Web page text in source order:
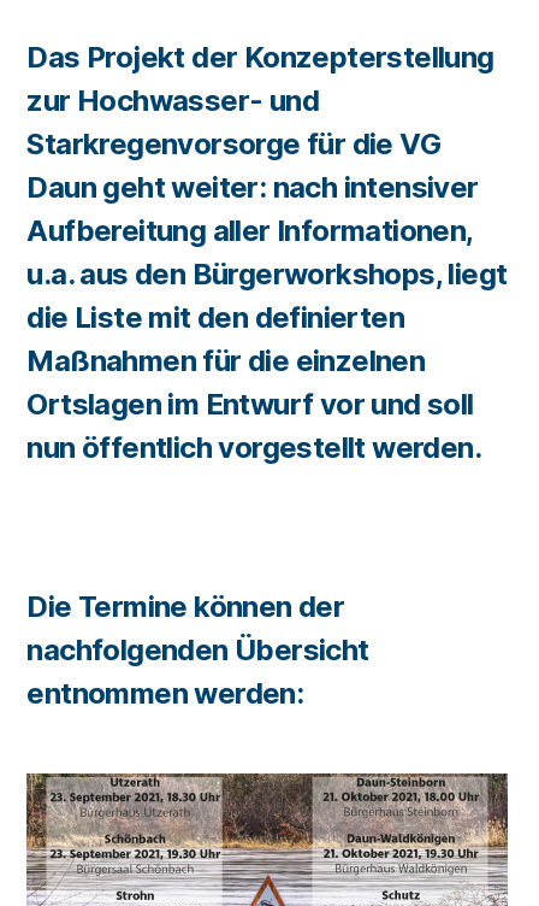
Das Projekt der Konzepterstellung
zur Hochwasser- und
Starkregenvorsorge für die VG
Daun geht weiter: nach intensiver
Aufbereitung aller Informationen,
u.a. aus den Bürgerworkshops, liegt
die Liste mit den definierten
Maßnahmen für die einzelnen
Ortslagen im Entwurf vor und soll
nun öffentlich vorgestellt werden.
Die Termine können der
nachfolgenden Übersicht
entnommen werden: